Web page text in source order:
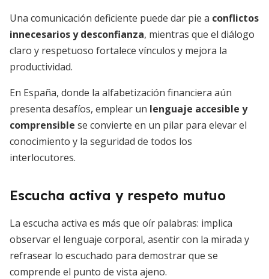
Una comunicación deficiente puede dar pie a conflictos
innecesarios y desconfianza, mientras que el diálogo
claro y respetuoso fortalece vínculos y mejora la
productividad.
En España, donde la alfabetización financiera aún
presenta desafíos, emplear un lenguaje accesible y
comprensible se convierte en un pilar para elevar el
conocimiento y la seguridad de todos los
interlocutores.
Escucha activa y respeto mutuo
La escucha activa es más que oír palabras: implica
observar el lenguaje corporal, asentir con la mirada y
refrasear lo escuchado para demostrar que se
comprende el punto de vista ajeno.